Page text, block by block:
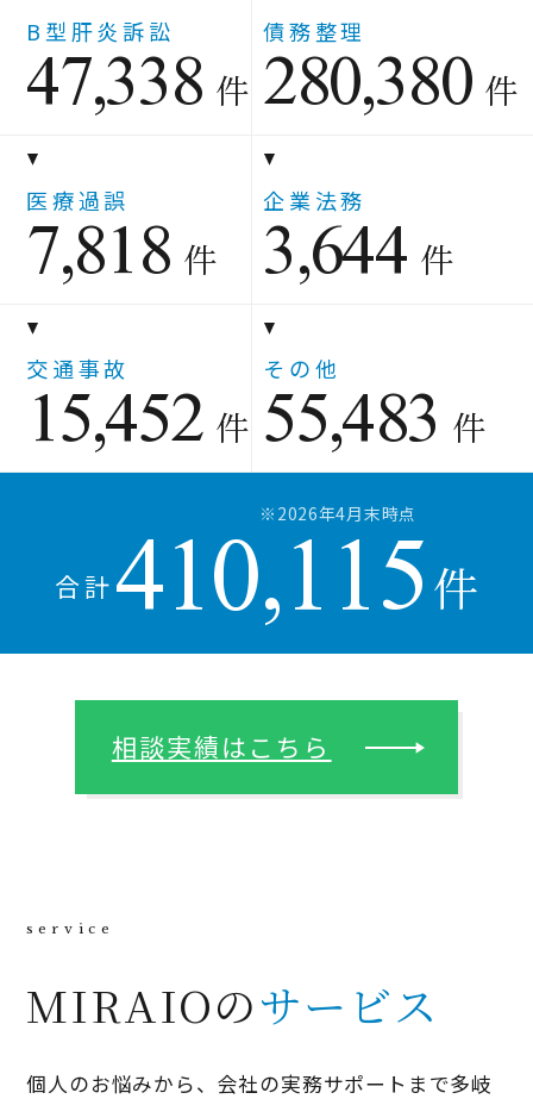
B型肝炎訴訟
47,338 件
債務整理
280,380 件
医療過誤
7,818 件
企業法務
3,644 件
交通事故
15,452 件
その他
55,483 件
合計410,115件
相談実績はこちら
MIRAIOのサービス
個人のお悩みから、会社の実務サポートまで多岐